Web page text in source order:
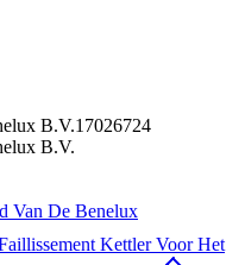
B.V.17026724
B.V.
Van De Benelux
Kettler Voor Het